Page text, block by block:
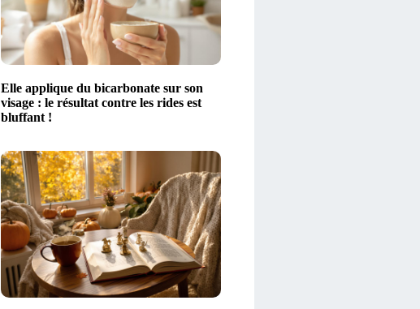
Elle applique du bicarbonate sur son
visage : le résultat contre les rides est
bluffant !